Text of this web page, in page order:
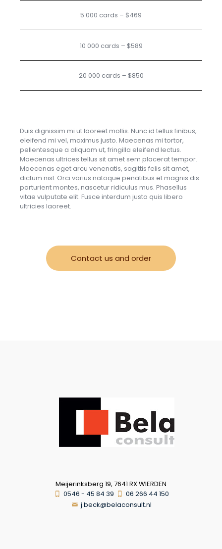
5 000 cards – $469
10 000 cards – $589
20 000 cards – $850
Duis dignissim mi ut laoreet mollis. Nunc id tellus finibus,
eleifend mi vel, maximus justo. Maecenas mi tortor,
pellentesque a aliquam ut, fringilla eleifend lectus.
Maecenas ultrices tellus sit amet sem placerat tempor.
Maecenas eget arcu venenatis, sagittis felis sit amet,
dictum nisl. Orci varius natoque penatibus et magnis dis
parturient montes, nascetur ridiculus mus. Phasellus
vitae vulputate elit. Fusce interdum justo quis libero
ultricies laoreet.
Contact us and order
Meijerinksberg 19, 7641 RX WIERDEN
0546 - 45 84 39
06 266 44 150
j.beck@belaconsult.nl